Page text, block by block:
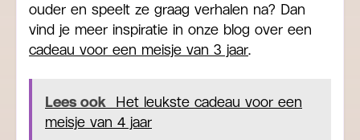
ouder en speelt ze graag verhalen na? Dan
vind je meer inspiratie in onze blog over een
cadeau voor een meisje van 3 jaar
Lees ook
Het leukste cadeau voor een
meisje van 4 jaar